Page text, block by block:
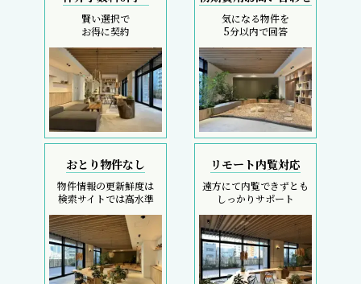
賢い選択で
お得に契約
気になる物件を
5分以内で回答
おとり物件なし
物件情報の更新鮮度は
検索サイトでは高水準
リモート内覧対応
遠方にて内覧できずとも
しっかりサポート